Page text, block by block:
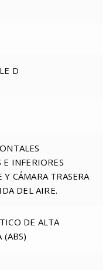
D
E INFERIORES
Y CÁMARA TRASERA
DEL AIRE.
DE ALTA
(ABS)